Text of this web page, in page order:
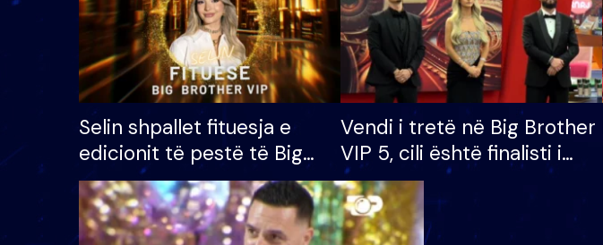
Selin shpallet fituesja e
edicionit të pestë të Big
Brother VIP, rrëmben
çmimin e madh prej 100
mijë eurosh
Vendi i tretë në Big Brother
VIP 5, cili është finalisti i
radhës që lë shtëpinë